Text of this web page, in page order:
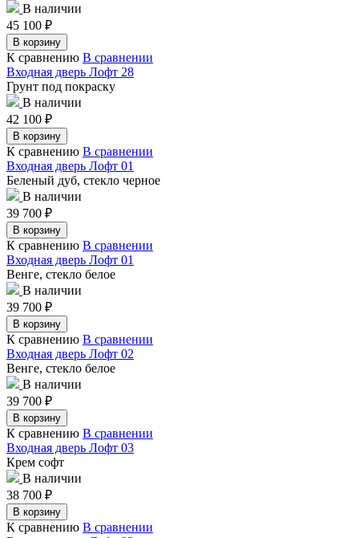
В наличии
45 100 ₽
В корзину
К сравнению В сравнении
Входная дверь Лофт 28
Грунт под покраску
В наличии
42 100 ₽
В корзину
К сравнению В сравнении
Входная дверь Лофт 01
Беленый дуб, стекло черное
В наличии
39 700 ₽
В корзину
К сравнению В сравнении
Входная дверь Лофт 01
Венге, стекло белое
В наличии
39 700 ₽
В корзину
К сравнению В сравнении
Входная дверь Лофт 02
Венге, стекло белое
В наличии
39 700 ₽
В корзину
К сравнению В сравнении
Входная дверь Лофт 03
Крем софт
В наличии
38 700 ₽
В корзину
К сравнению В сравнении